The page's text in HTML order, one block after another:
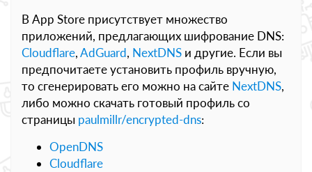
В App Store присутствует множество
приложений, предлагающих шифрование DNS:
Cloudflare,AdGuard, ‎NextDNS и другие. Если вы
предпочитаете установить профиль вручную,
то сгенерировать его можно на сайте NextDNS,
либо можно скачать готовый профиль со
страницы paulmillr/encrypted-dns:
OpenDNS
Cloudflare